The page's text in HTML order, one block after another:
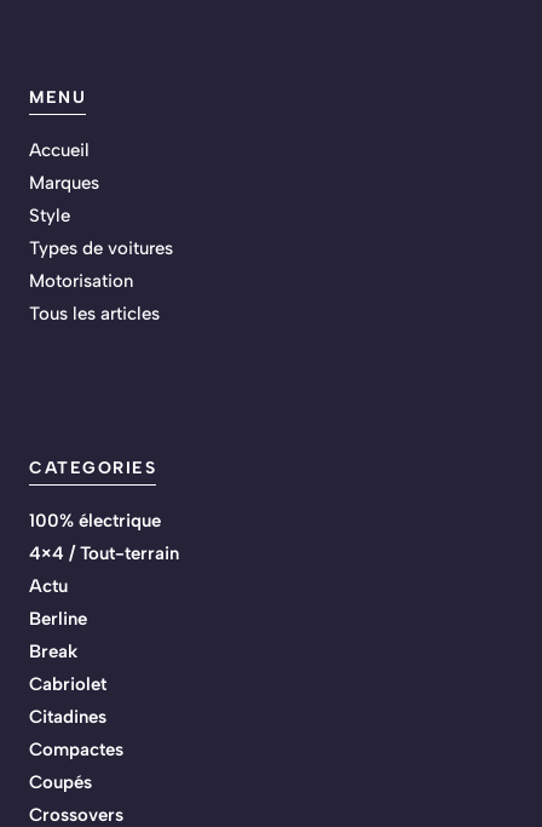
MENU
Accueil
Marques
Style
Types de voitures
Motorisation
Tous les articles
CATEGORIES
100% électrique
4×4 / Tout-terrain
Actu
Berline
Break
Cabriolet
Citadines
Compactes
Coupés
Crossovers